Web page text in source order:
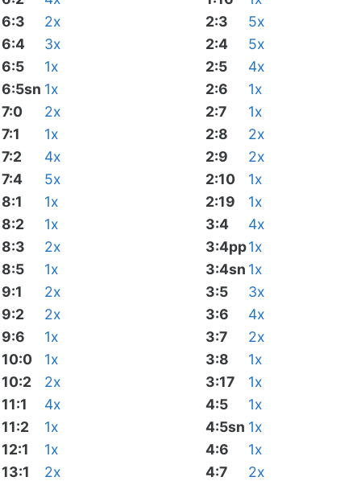
6:3
2x
6:4
3x
6:5
1x
6:5sn 1x
7:0
2x
7:1
1x
7:2
4x
7:4
5x
8:1
1x
8:2
1x
8:3
2x
8:5
1x
9:1
2x
9:2
2x
9:6
1x
10:0
1x
10:2
2x
11:1
4x
11:2
1x
12:1
1x
13:1
2x
2:3
5x
2:4
5x
2:5
4x
2:6
1x
2:7
1x
2:8
2x
2:9
2x
2:10
1x
2:19
1x
3:4
4x
3:4pp1x
3:4sn 1x
3:5
3x
3:6
4x
3:7
2x
3:8
1x
3:17
1x
4:5
1x
4:5sn 1x
4:6
1x
4:7
2x